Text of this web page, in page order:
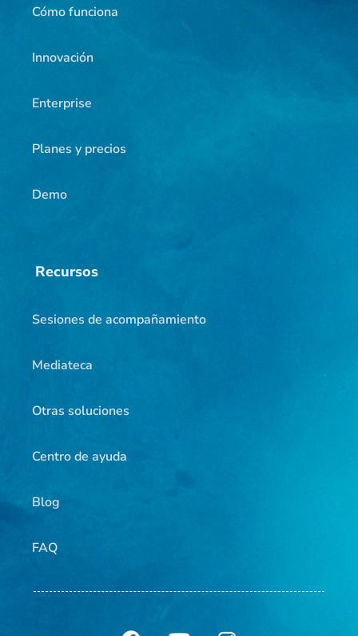
Cómo funciona
Innovación
Enterprise
Planes y precios
Demo
Recursos
Sesiones de acompañamiento
Mediateca
Otras soluciones
Centro de ayuda
Blog
FAQ